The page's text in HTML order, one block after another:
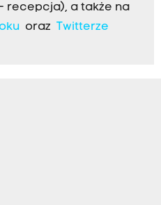
recepcja), a także na
oraz Twitterze